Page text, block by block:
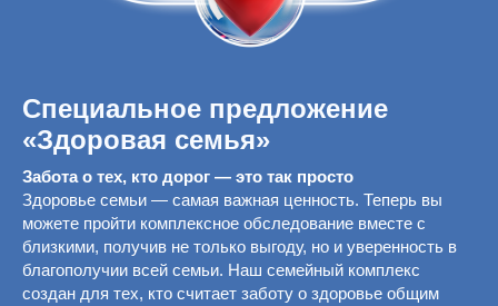
Специальное предложение
«Здоровая семья»
Забота о тех, кто дорог — это так просто
Здоровье семьи — самая важная ценность. Теперь вы
можете пройти комплексное обследование вместе с
близкими, получив не только выгоду, но и уверенность в
благополучии всей семьи. Наш семейный комплекс
создан для тех, кто считает заботу о здоровье общим